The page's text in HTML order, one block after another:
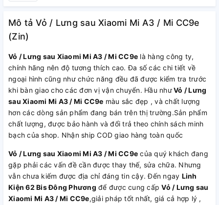
Mô tả Vỏ / Lưng sau Xiaomi Mi A3 / Mi CC9e
(Zin)
Vỏ / Lưng sau Xiaomi Mi A3 / Mi CC9e là hàng công ty,
chính hãng nên độ tương thích cao. Đa số các chi tiết về
ngoại hình cũng như chức năng đều đã được kiểm tra trước
khi bàn giao cho các đơn vị vận chuyển. Hầu nhưVỏ / Lưng
sau Xiaomi Mi A3 / Mi CC9e màu sắc đẹp , và chất lượng
hơn các dòng sản phẩm đang bán trên thị trường.Sản phẩm
chất lượng, được bảo hành và đổi trả theo chính sách minh
bạch của shop. Nhận ship COD giao hàng toàn quốc
Vỏ / Lưng sau Xiaomi Mi A3 / Mi CC9e của quý khách đang
gặp phải các vấn đề cần được thay thế, sửa chữa. Nhưng
vẫn chưa kiếm được địa chỉ đáng tin cậy. Đến ngay Linh
Kiện 62 Bis Đông Phương để được cung cấpVỏ / Lưng sau
Xiaomi Mi A3 / Mi CC9e,giải pháp tốt nhất, giá cả hợp lý ,